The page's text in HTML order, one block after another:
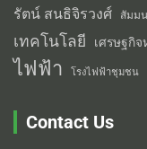
รัตน์ สนธิจิรวงศ์
สัมม
เทคโนโลยี เศรษฐกิ
ไฟฟ้า
โรงไฟฟ้าชุมชน
Contact Us